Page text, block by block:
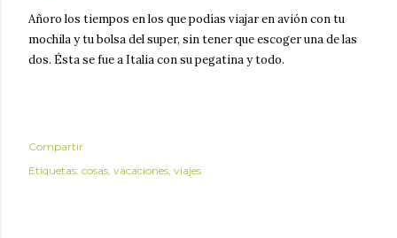
Añoro los tiempos en los que podías viajar en avión con tu
mochila y tu bolsa del super, sin tener que escoger una de las
dos. Ésta se fue a Italia con su pegatina y todo.
Compartir
Etiquetas: cosas vacaciones viajes